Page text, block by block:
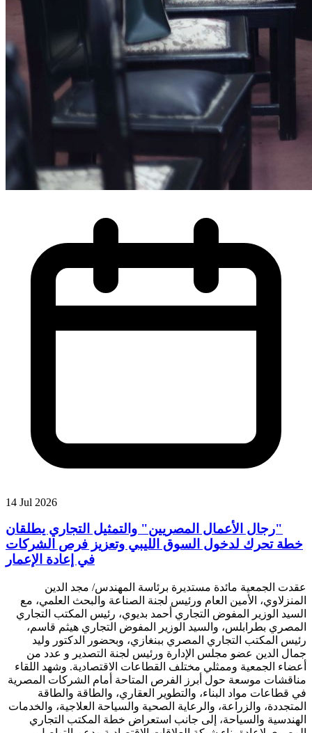
14 Jul 2026
"رجال الأعمال المصريين" والتمثيل التجاري يطلقان
خطة تحرك لدخول السوق الليبي وتعزيز فرص الشركات
في إعادة الإعمار
عقدت الجمعية مائدة مستديرة برئاسة المهندس/ مجد الدين
المنزلاوي، الأمين العام ورئيس لجنة الصناعة والبحث العلمي، مع
السيد الوزير المفوض التجاري أحمد بديوي، رئيس المكتب التجاري
المصري بطرابلس، والسيد الوزير المفوض التجاري هيثم قاسم،
رئيس المكتب التجاري المصري ببنغازي، وبحضور الدكتور وليد
جمال الدين عضو مجلس الإدارة ورئيس لجنة التصدير و عدد من
أعضاء الجمعية وممثلي مختلف القطاعات الاقتصادية. وشهد اللقاء
مناقشات موسعة حول أبرز الفرص المتاحة أمام الشركات المصرية
في قطاعات مواد البناء، والتطوير العقاري، والطاقة والطاقة
المتجددة، والزراعة، والرعاية الصحية والسياحة العلاجية، والخدمات
الهندسية والسياحة، إلى جانب استعراض خطة المكتب التجاري